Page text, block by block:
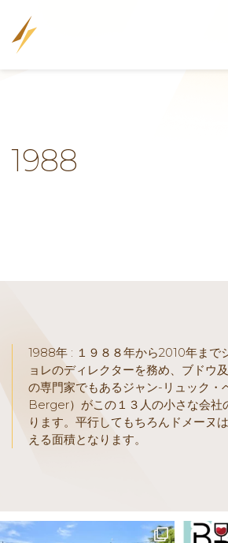
1988
1988年 : １９８８年から2010年まで
ョレのディレクターを務め、ブドウ
の専門家でもあるジャン-リュック
Berger）がこの１３人の小さな会社
ります。平行してもちろんドメーヌ
える面積となります。